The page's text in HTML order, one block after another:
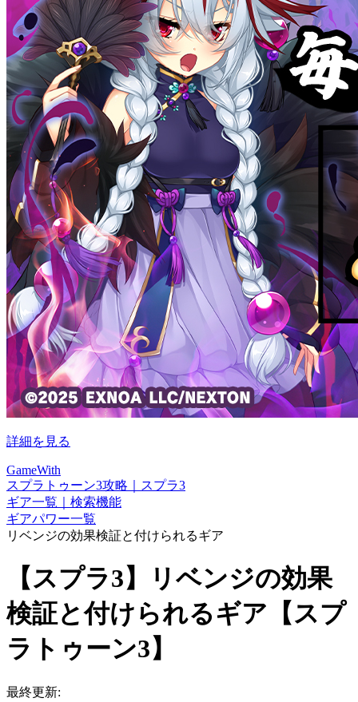
詳細を見る
GameWith
スプラトゥーン3攻略｜スプラ3
ギア一覧｜検索機能
ギアパワー一覧
リベンジの効果検証と付けられるギア
【スプラ3】リベンジの効果
検証と付けられるギア【スプ
ラトゥーン3】
最終更新: